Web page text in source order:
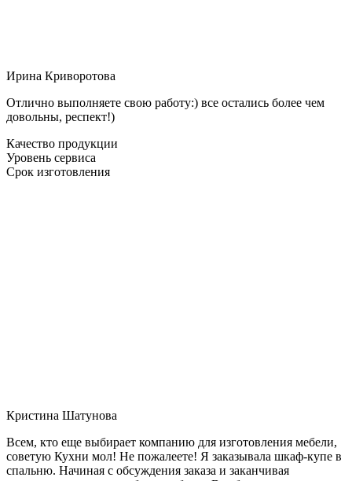
Ирина Криворотова
Отлично выполняете свою работу:) все остались более чем
довольны, респект!)
Качество продукции
Уровень сервиса
Срок изготовления
Кристина Шатунова
Всем, кто еще выбирает компанию для изготовления мебели,
советую Кухни мол! Не пожалеете! Я заказывала шкаф-купе в
спальню. Начиная с обсуждения заказа и заканчивая